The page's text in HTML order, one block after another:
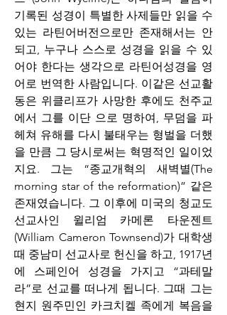
기록된 성경이 특별한 사제들만 읽을 수
있는 라틴어버전으로만 존재해서는 안
되고, 누구나 스스로 성경을 읽을 수 있
어야 한다는 생각으로 라틴어성경을 영
어로 번역한 사람입니다. 이같은 선교활
동은 위클리프가 사망한 후에도 천주교
에서 그를 이단 으로 명하여, 무덤을 파
헤쳐 유해를 다시 불태우는 형벌을 더했
을 만큼 그 당시로써는 혁명적인 일이었
지요. 그는 “종교개혁의 새벽별(The
morning star of the reformation)” 같은
존재였습니다. 그 이후에 미국의 청교도
선교사인 윌리엄 카메론 타운젠트
(William Cameron Townsend)가 대학생
때 중남미 선교사로 헌신을 하고, 1917년
에 스페인어 성경을 가지고 “과테말
라”로 선교를 떠나게 됩니다. 그때 그는
현지 원주민인 카크치켈 족에게 복음을